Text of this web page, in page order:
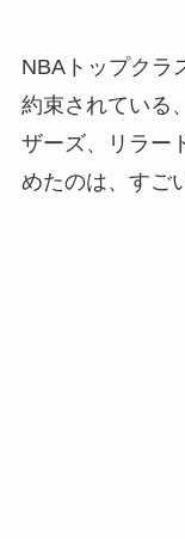
NBAトップクラ
約束されている
ザーズ、リラー
めたのは、すご